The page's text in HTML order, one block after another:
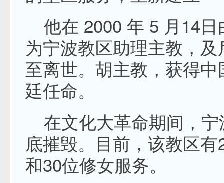
他在 2000 年 5 月14
为宁波教区助理主教，
至离世。胡主教，获得
廷任命。
在文化大革命期间，
底摧毁。目前，该教区
和30位修女服务。